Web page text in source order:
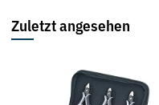
Zuletzt angesehen